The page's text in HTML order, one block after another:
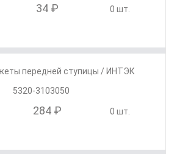
34 ₽ 0 шт.
передней ступицы / ИНТЭК
5320-3103050
284 ₽ 0 шт.